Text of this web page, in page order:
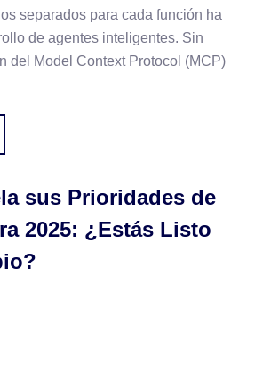
separados para cada función ha
de agentes inteligentes. Sin
del Model Context Protocol (MCP)
sus Prioridades de
2025: ¿Estás Listo